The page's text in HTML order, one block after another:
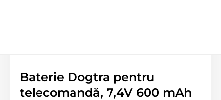
Baterie Dogtra pentru
telecomandă, 7,4V 600 mAh